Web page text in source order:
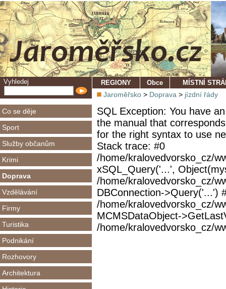
Vyhledej
Co se děje
Sport
Služby občanům
Krimi
Doprava
Vzdělávání
Firmy
Turistika
Podnikání
Rozhovory
Architektura
REGIONY Obce MÍSTNÍ
Jaroměřsko > Doprava > jízdní řády
SQL Exception: You have
the manual that
for the right syntax to use
Stack trace: #0
/home/kralovedvorsko_cz/
xSQL_Query('...',
/home/kralovedvorsko_cz/
DBConnection->Query('...')
/home/kralovedvorsko_cz/
MCMSDataObject-
/home/kralovedvorsko_cz/